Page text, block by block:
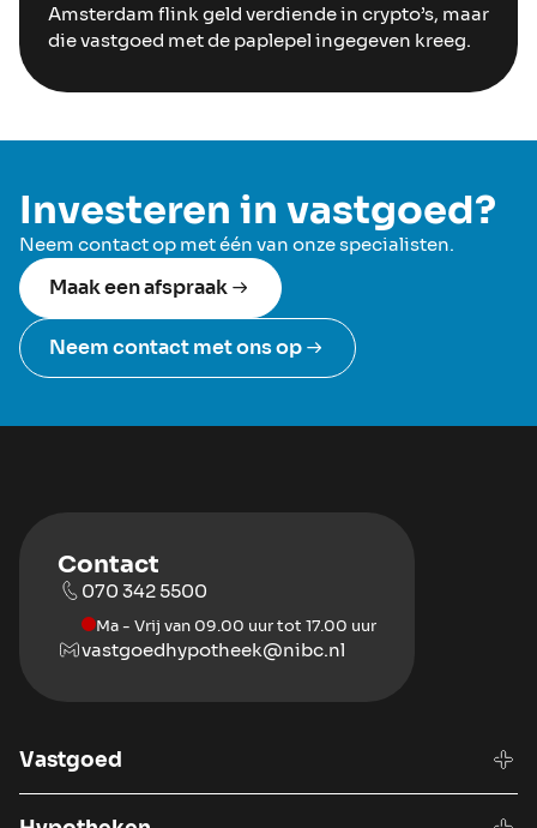
Amsterdam flink geld verdiende in crypto’s, maar
die vastgoed met de paplepel ingegeven kreeg.
Investeren in vastgoed?
Neem contact op met één van onze specialisten.
Maak een afspraak
Neem contact met ons op
Contact
070 342 5500
Ma - Vrij van 09.00 uur tot 17.00 uur
vastgoedhypotheek@nibc.nl
Vastgoed